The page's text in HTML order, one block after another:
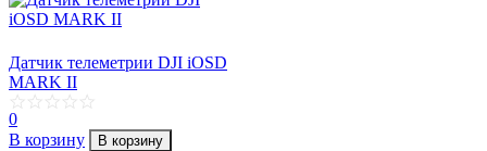
Датчик телеметрии DJI iOSD
MARK II
0
В корзину
В корзину